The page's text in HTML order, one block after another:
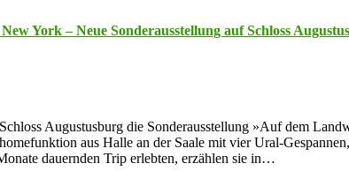
York – Neue Sonderausstellung auf Schloss
Augustusburg die Sonderausstellung »Auf dem
aus Halle an der Saale mit vier Ural-
dauernden Trip erlebten, erzählen sie in…